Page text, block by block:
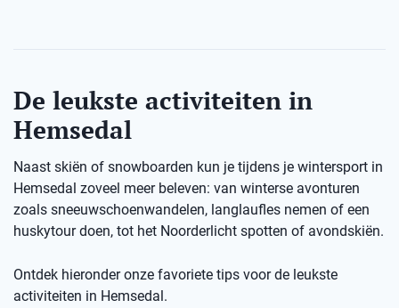
De leukste activiteiten in
Hemsedal
Naast skiën of snowboarden kun je tijdens je wintersport in
Hemsedal zoveel meer beleven: van winterse avonturen
zoals sneeuwschoenwandelen, langlaufles nemen of een
huskytour doen, tot het Noorderlicht spotten of avondskiën.
Ontdek hieronder onze favoriete tips voor de leukste
activiteiten in Hemsedal.